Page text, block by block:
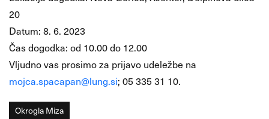
20
Datum: 8. 6. 2023
Čas dogodka: od 10.00 do 12.00
Vljudno vas prosimo za prijavo udeležbe na
mojca.spacapan@lung.si; 05 335 31 10.
Okrogla Miza